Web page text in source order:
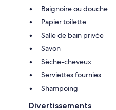
Baignoire ou douche
Papier toilette
Salle de bain privée
Savon
Sèche-cheveux
Serviettes fournies
Shampoing
Divertissements